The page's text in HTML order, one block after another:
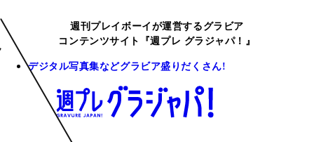
週刊プレイボーイが運営するグラビア
コンテンツサイト『週プレ グラジャパ！』
デジタル写真集などグラビア盛りだくさん!